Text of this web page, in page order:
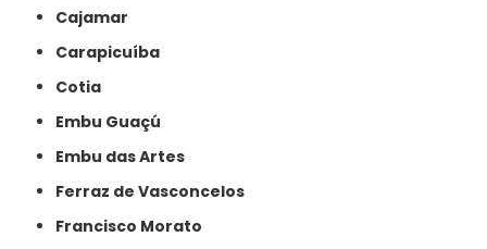
Cajamar
Carapicuíba
Cotia
Embu Guaçú
Embu das Artes
Ferraz de Vasconcelos
Francisco Morato